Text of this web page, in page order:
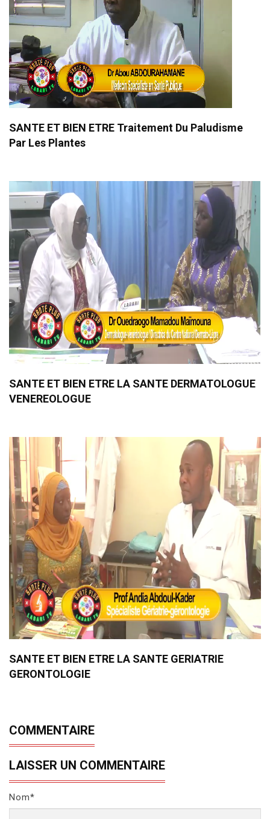
SANTE ET BIEN ETRE Traitement Du Paludisme
Par Les Plantes
SANTE ET BIEN ETRE LA SANTE DERMATOLOGUE
VENEREOLOGUE
SANTE ET BIEN ETRE LA SANTE GERIATRIE
GERONTOLOGIE
COMMENTAIRE
LAISSER UN COMMENTAIRE
Nom*